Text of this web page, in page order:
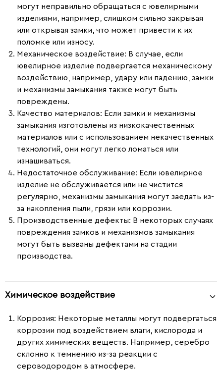
могут неправильно обращаться с ювелирными
изделиями, например, слишком сильно закрывая
или открывая замки, что может привести к их
поломке или износу.
Механическое воздействие: В случае, если
ювелирное изделие подвергается механическому
воздействию, например, удару или падению, замки
и механизмы замыкания также могут быть
повреждены.
Качество материалов: Если замки и механизмы
замыкания изготовлены из низкокачественных
материалов или с использованием некачественных
технологий, они могут легко ломаться или
изнашиваться.
Недостаточное обслуживание: Если ювелирное
изделие не обслуживается или не чистится
регулярно, механизмы замыкания могут заедать из-
за накопления пыли, грязи или коррозии.
Производственные дефекты: В некоторых случаях
повреждения замков и механизмов замыкания
могут быть вызваны дефектами на стадии
производства.
Химическое воздействие
Коррозия: Некоторые металлы могут подвергаться
коррозии под воздействием влаги, кислорода и
других химических веществ. Например, серебро
склонно к темнению из-за реакции с
сероводородом в атмосфере.